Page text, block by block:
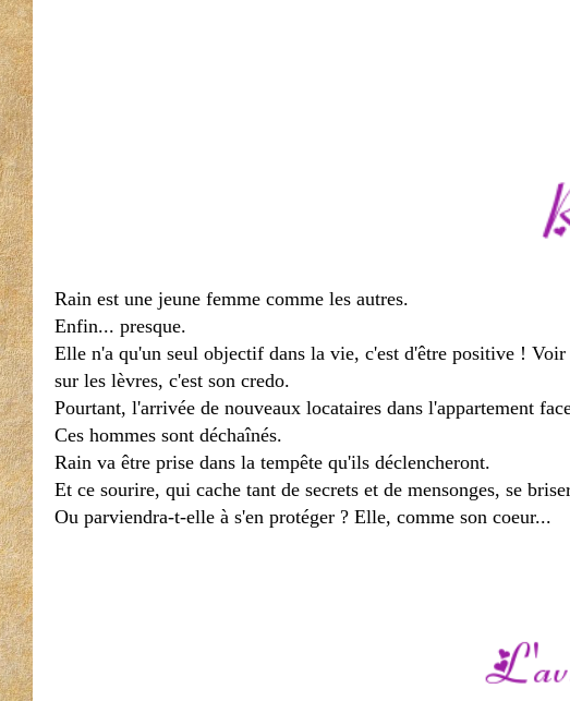
Rain est une jeune femme comme les autres.
Enfin... presque.
Elle n'a qu'un seul objectif dans la vie, c'est d'être positive !
sur les lèvres, c'est son credo.
Pourtant, l'arrivée de nouveaux locataires dans l'appartement
Ces hommes sont déchaînés.
Rain va être prise dans la tempête qu'ils déclencheront.
Et ce sourire, qui cache tant de secrets et de mensonges, se
Ou parviendra-t-elle à s'en protéger ? Elle, comme son coeur...